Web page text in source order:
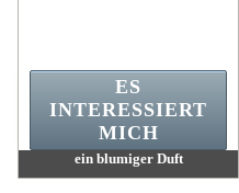
ein blumiger Duft
ES
INTERESSIERT
MICH